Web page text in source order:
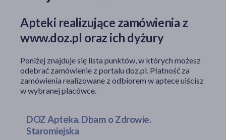
Apteki realizujące zamówienia z
www.doz.pl oraz ich dyżury
Poniżej znajduje się lista punktów, w których możesz
odebrać zamówienie z portalu doz.pl. Płatność za
zamówienia realizowane z odbiorem w aptece uiścisz
w wybranej placówce.
DOZ Apteka. Dbam o Zdrowie.
Staromiejska